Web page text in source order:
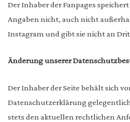
Der Inhaber der Fanpages
Angaben nicht, auch nicht
Instagram und gibt sie nicht an
Änderung unserer
Der Inhaber der Seite behält sich
Datenschutzerklärung
stets den aktuellen rechtlichen